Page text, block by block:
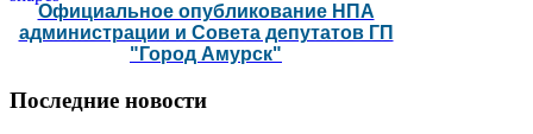
Официальное опубликование НПА
администрации и Совета депутатов ГП
"Город Амурск"
Последние новости